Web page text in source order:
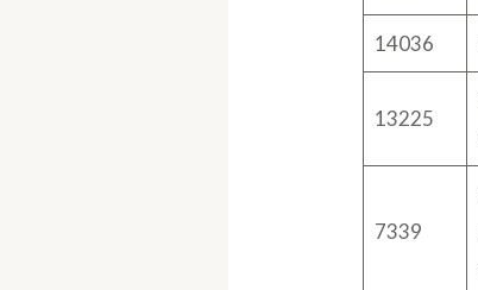
14036
13225
7339